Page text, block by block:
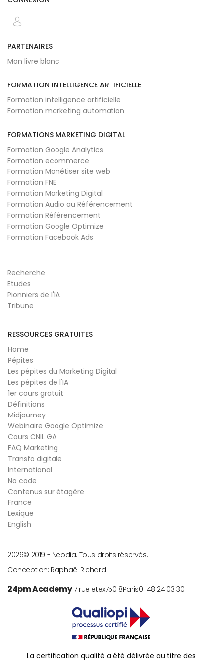
PARTENAIRES
Mon livre blanc
FORMATION INTELLIGENCE ARTIFICIELLE
Formation intelligence artificielle
Formation marketing automation
FORMATIONS MARKETING DIGITAL
Formation Google Analytics
Formation ecommerce
Formation Monétiser site web
Formation FNE
Formation Marketing Digital
Formation Audio au Référencement
Formation Référencement
Formation Google Optimize
Formation Facebook Ads
Recherche
Etudes
Pionniers de l'IA
Tribune
RESSOURCES GRATUITES
Home
Pépites
Les pépites du Marketing Digital
Les pépites de l'IA
1er cours gratuit
Définitions
Midjourney
Webinaire Google Optimize
Cours CNIL GA
FAQ Marketing
Transfo digitale
International
No code
Contenus sur étagère
France
Lexique
English
© 2019 -
2026
Neodia. Tous droits réservés.
Conception: Raphaël Richard
24pm Academy17 rue etex75018Paris01 48 24 03 30
La certification qualité a été délivrée au titre des